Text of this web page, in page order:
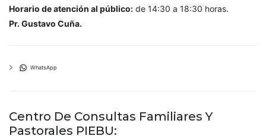
Horario de atención al público: de 14:30 a 18:30 horas.
Pr. Gustavo Cuña.
WhatsApp
Centro De Consultas Familiares Y
Pastorales PIEBU: